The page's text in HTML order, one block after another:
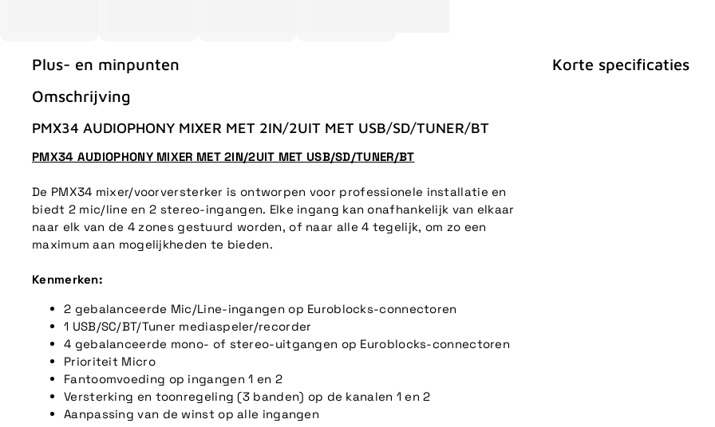
Plus- en minpunten
Omschrijving
PMX34 AUDIOPHONY MIXER MET 2IN/2UIT MET USB/SD/TUNER/BT
PMX34 AUDIOPHONY MIXER MET 2IN/2UIT MET USB/SD/TUNER/BT
De PMX34 mixer/voorversterker is ontworpen voor professionele installatie en
biedt 2 mic/line en 2 stereo-ingangen. Elke ingang kan onafhankelijk van elkaar
naar elk van de 4 zones gestuurd worden, of naar alle 4 tegelijk, om zo een
maximum aan mogelijkheden te bieden.
Kenmerken:
2 gebalanceerde Mic/Line-ingangen op Euroblocks-connectoren
1 USB/SC/BT/Tuner mediaspeler/recorder
4 gebalanceerde mono- of stereo-uitgangen op Euroblocks-connectoren
Prioriteit Micro
Fantoomvoeding op ingangen 1 en 2
Versterking en toonregeling (3 banden) op de kanalen 1 en 2
Aanpassing van de winst op alle ingangen
Korte specificaties